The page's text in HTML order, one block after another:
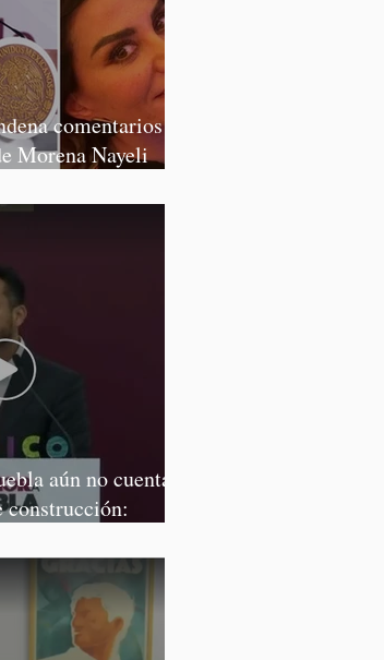
comentarios de
Morena Nayeli
aún no cuenta
construcción: